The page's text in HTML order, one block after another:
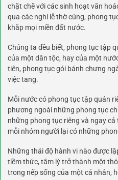
chặt chẽ với các sinh hoạt văn
qua các nghi lễ thờ cúng, phong
khắp mọi miền đất nước.
Chúng ta đều biết, phong tục tập
của một dân tộc, hay của một
tiên, phong tục gói bánh chưng
việc tang.
Mỗi nước có phong tục tập quán
phương ngoài những phong tục
những phong tục riêng và ngay
mỗi nhóm người lại có những
Những thái độ hành vi nào được
tiềm thức, tâm lý trở thành một
trong nếp sống của một cá nhân,